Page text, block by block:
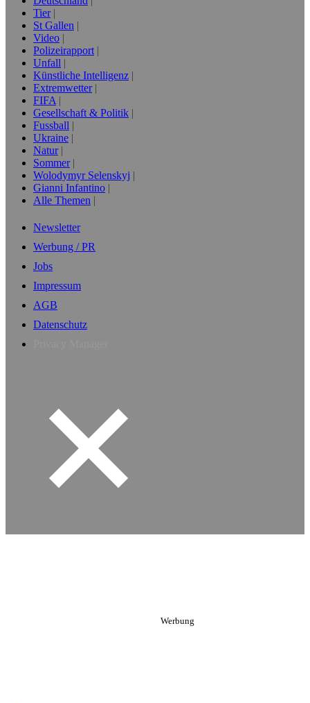
Tier
St Gallen
Video
Polizeirapport
Unfall
Künstliche Intelligenz
Extremwetter
FIFA
Gesellschaft & Politik
Fussball
Ukraine
Natur
Sommer
Wolodymyr Selenskyj
Gianni Infantino
Alle Themen
Newsletter
Werbung / PR
Jobs
Impressum
AGB
Datenschutz